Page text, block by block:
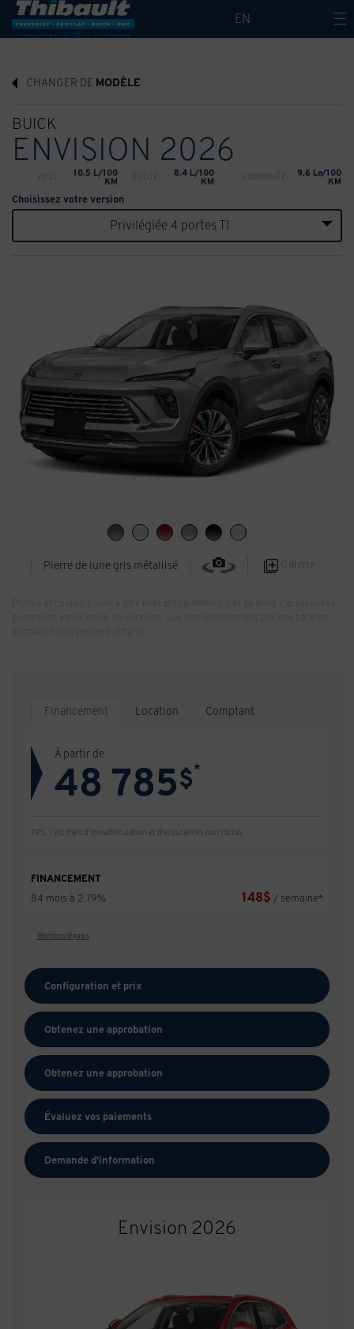
EN
CHANGER DE MODÈLE
BUICK
ENVISION 2026
10.5 L/100
KM
8.4 L/100
KM COMBINÉE: 9.6 Le/100
KM
Choisissez votre version
Privilégiée 4 portes TI
Pierre de lune gris métallisé Galerie
Financement Location Comptant
À partir de
48 785$*
TPS, TVQ, frais d'immatriculation et d'assurances non inclus.
FINANCEMENT
84 mois à 2.79%
148$ / semaine*
Mentions légales
Configuration et prix
Obtenez une approbation
Obtenez une approbation
Évaluez vos paiements
Demande d'information
Envision 2026